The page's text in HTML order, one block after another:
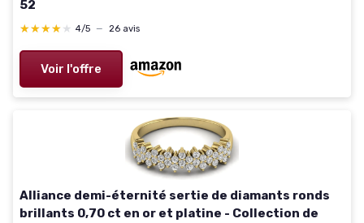
52
★★★★★
★★★★★ 4/5 — 26 avis
Voir l'offre
Alliance demi-éternité sertie de diamants ronds
brillants 0,70 ct en or et platine - Collection de